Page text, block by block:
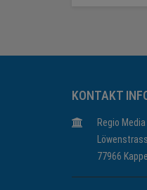
KONTAKT
Regio Media
77966